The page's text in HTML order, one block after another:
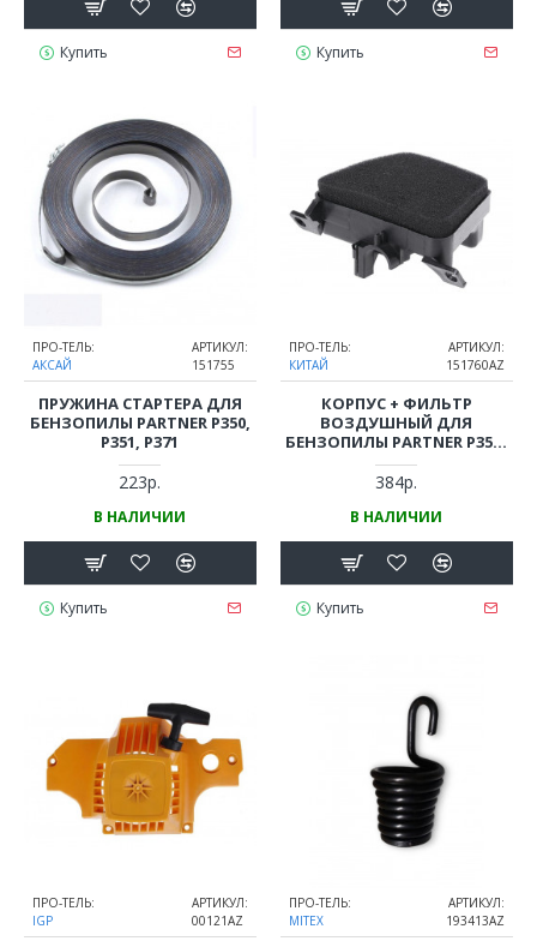
Купить Купить
ПРО-ТЕЛЬ:
АКСАЙ
АРТИКУЛ:
151755
ПРУЖИНА СТАРТЕРА ДЛЯ
БЕНЗОПИЛЫ PARTNER P350,
P351, P371
223р.
В НАЛИЧИИ
Купить
ПРО-ТЕЛЬ:
КИТАЙ
АРТИКУЛ:
151760AZ
КОРПУС + ФИЛЬТР
ВОЗДУШНЫЙ ДЛЯ
БЕНЗОПИЛЫ PARTNER P350-
P351, P352-P371
384р.
В НАЛИЧИИ
Купить
ПРО-ТЕЛЬ:
IGP
АРТИКУЛ:
00121AZ
ПРО-ТЕЛЬ:
MITEX
АРТИКУЛ:
193413AZ